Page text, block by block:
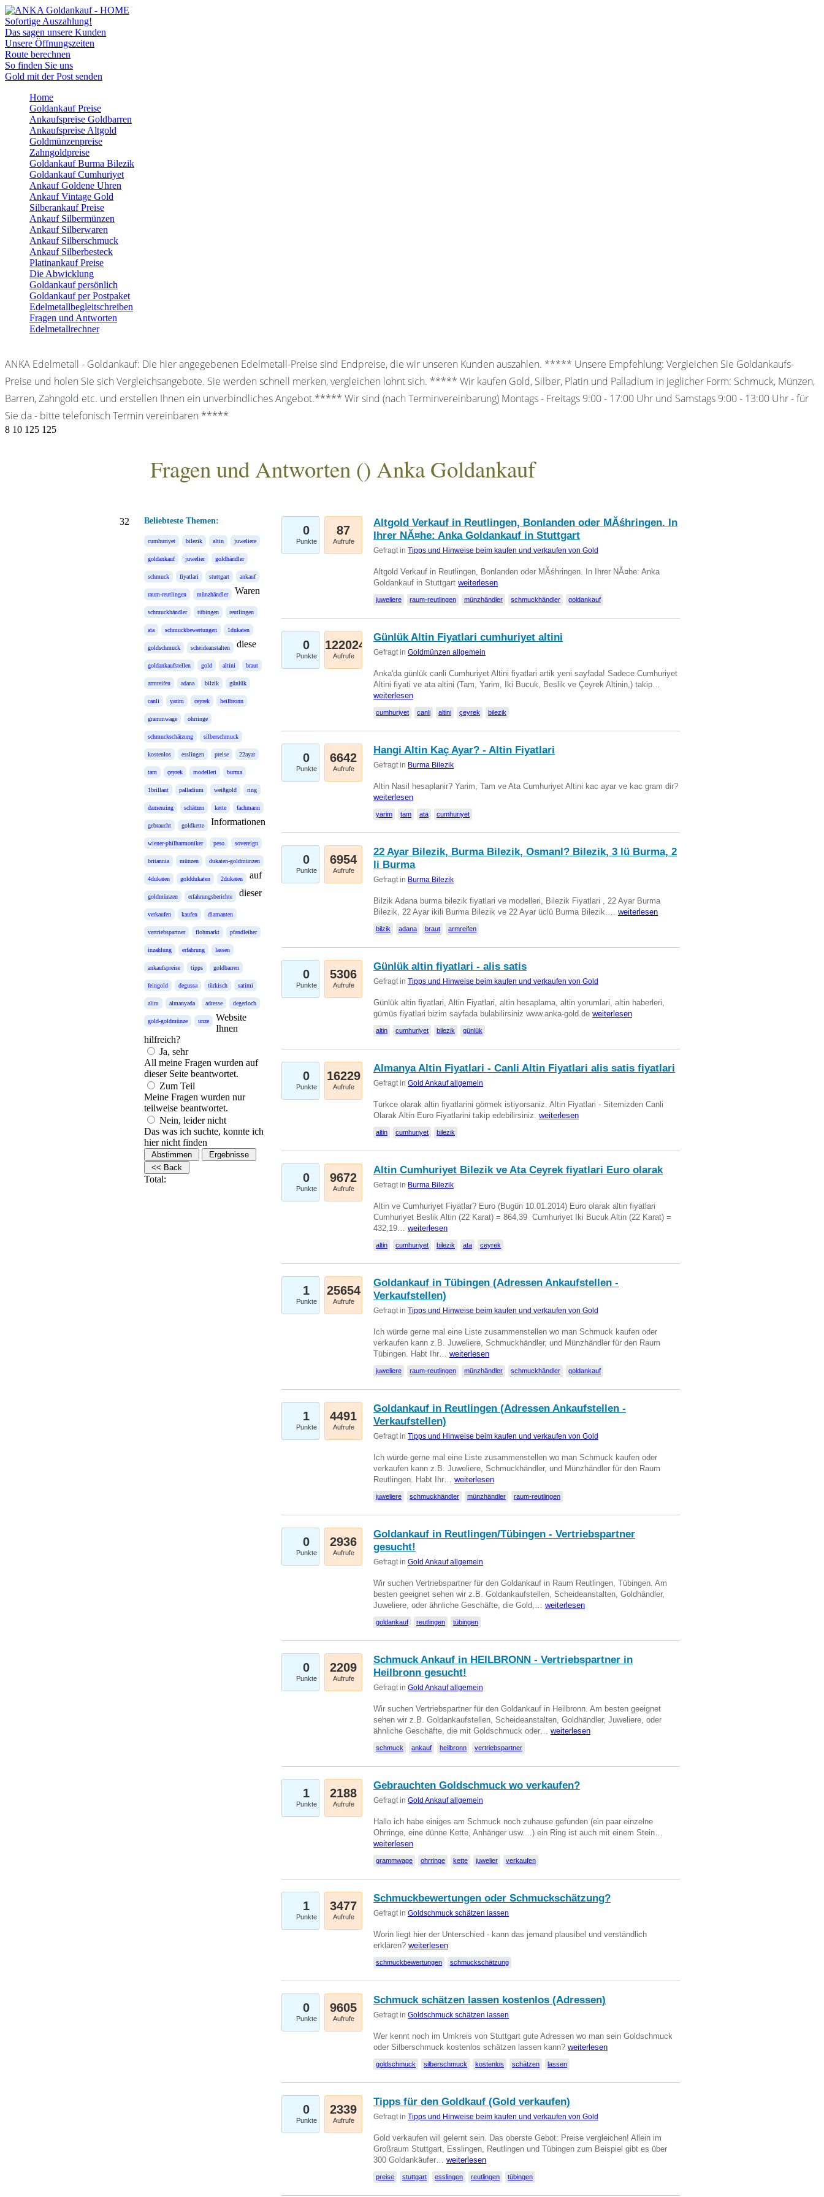
Sofortige Auszahlung!
Das sagen unsere Kunden
Unsere Öffnungszeiten
Route berechnen
So finden Sie uns
Gold mit der Post senden
Home
Goldankauf Preise
Ankaufspreise Goldbarren
Ankaufspreise Altgold
Goldmünzenpreise
Zahngoldpreise
Goldankauf Burma Bilezik
Goldankauf Cumhuriyet
Ankauf Goldene Uhren
Ankauf Vintage Gold
Silberankauf Preise
Ankauf Silbermünzen
Ankauf Silberwaren
Ankauf Silberschmuck
Ankauf Silberbesteck
Platinankauf Preise
Die Abwicklung
Goldankauf persönlich
Goldankauf per Postpaket
Edelmetallbegleitschreiben
Fragen und Antworten
Edelmetallrechner
ANKA Edelmetall - Goldankauf: Die hier angegebenen Edelmetall-Preise sind Endpreise, die wir unseren Kunden auszahlen. ***** Unsere Empfehlung: Vergleichen Sie Goldankaufs-
Preise und holen Sie sich Vergleichsangebote. Sie werden schnell merken, vergleichen lohnt sich. ***** Wir kaufen Gold, Silber, Platin und Palladium in jeglicher Form: Schmuck, Münzen,
Barren, Zahngold etc. und erstellen Ihnen ein unverbindliches Angebot.***** Wir sind (nach Terminvereinbarung) Montags - Freitags 9:00 - 17:00 Uhr und Samstags 9:00 - 13:00 Uhr - für
Sie da - bitte telefonisch Termin vereinbaren *****
8 10 125 125
Fragen und Antworten () Anka Goldankauf
Beliebteste Themen:
cumhuriyet bilezik altin juweliere
goldankauf juwelier goldhändler
schmuck fiyatlari stuttgart ankauf
raum-reutlingen münzhändler
schmuckhändler tübingen reutlingen
ata schmuckbewertungen 1dukaten
goldschmuck scheideanstalten
goldankaufstellen gold altini braut
armreifen adana bilzik günlük
canli yarim ceyrek heilbronn
grammwage ohrringe
schmuckschätzung silberschmuck
kostenlos esslingen preise 22ayar
tam çeyrek modelleri burma
1brillant palladium weißgold ring
damenring schätzen kette fachmann
gebraucht goldkette
wiener-philharmoniker peso sovereign
britannia münzen dukaten-goldmünzen
4dukaten golddukaten 2dukaten
goldmünzen erfahrungsberichte
verkaufen kaufen diamanten
vertriebspartner flohmarkt pfandleiher
inzahlung erfahrung lassen
ankaufspreise tipps goldbarren
feingold degussa türkisch satimi
alim almanyada adresse degerloch
gold-goldmünze unze
Waren
diese
Informationen
auf
dieser
Website
Ihnen
hilfreich?
Ja, sehr
All meine Fragen wurden auf
dieser Seite beantwortet.
Zum Teil
Meine Fragen wurden nur
teilweise beantwortet.
Nein, leider nicht
Das was ich suchte, konnte ich
hier nicht finden
Total:
0
Punkte
87
Aufrufe
Altgold Verkauf in Reutlingen, Bonlanden oder MĂśhringen. In
Ihrer NĂ¤he: Anka Goldankauf in Stuttgart
Gefragt in Tipps und Hinweise beim kaufen und verkaufen von Gold
Altgold Verkauf in Reutlingen, Bonlanden oder MĂśhringen. In Ihrer NĂ¤he: Anka
Goldankauf in Stuttgart weiterlesen
juweliere raum-reutlingen münzhändler schmuckhändler goldankauf
0
Punkte
122024
Aufrufe
Günlük Altin Fiyatlari cumhuriyet altini
Gefragt in Goldmünzen allgemein
Anka'da günlük canli Cumhuriyet Altini fiyatlari artik yeni sayfada! Sadece Cumhuriyet
Altini fiyati ve ata altini (Tam, Yarim, Iki Bucuk, Beslik ve Çeyrek Altinin,) takip…
weiterlesen
cumhuriyet canli altini çeyrek bilezik
0
Punkte
6642
Aufrufe
Hangi Altin Kaç Ayar? - Altin Fiyatlari
Gefragt in Burma Bilezik
Altin Nasil hesaplanir? Yarim, Tam ve Ata Cumhuriyet Altini kac ayar ve kac gram dir?
weiterlesen
yarim tam ata cumhuriyet
0
Punkte
6954
Aufrufe
22 Ayar Bilezik, Burma Bilezik, Osmanl? Bilezik, 3 lü Burma, 2
li Burma
Gefragt in Burma Bilezik
Bilzik Adana burma bilezik fiyatlari ve modelleri, Bilezik Fiyatlari , 22 Ayar Burma
Bilezik, 22 Ayar ikili Burma Bilezik ve 22 Ayar üclü Burma Bilezik.… weiterlesen
bilzik adana braut armreifen
0
Punkte
5306
Aufrufe
Günlük altin fiyatlari - alis satis
Gefragt in Tipps und Hinweise beim kaufen und verkaufen von Gold
Günlük altin fiyatlari, Altin Fiyatlari, altin hesaplama, altin yorumlari, altin haberleri,
gümüs fiyatlari bizim sayfada bulabilirsiniz www.anka-gold.de weiterlesen
altin cumhuriyet bilezik günlük
0
Punkte
16229
Aufrufe
Almanya Altin Fiyatlari - Canli Altin Fiyatlari alis satis fiyatlari
Gefragt in Gold Ankauf allgemein
Turkce olarak altin fiyatlarini görmek istiyorsaniz. Altin Fiyatlari - Sitemizden Canli
Olarak Altin Euro Fiyatlarini takip edebilirsiniz. weiterlesen
altin cumhuriyet bilezik
0
Punkte
9672
Aufrufe
Altin Cumhuriyet Bilezik ve Ata Ceyrek fiyatlari Euro olarak
Gefragt in Burma Bilezik
Altin ve Cumhuriyet Fiyatlar? Euro (Bugün 10.01.2014) Euro olarak altin fiyatlari
Cumhuriyet Beslik Altin (22 Karat) = 864,39  Cumhuriyet Iki Bucuk Altin (22 Karat) =
432,19… weiterlesen
altin cumhuriyet bilezik ata ceyrek
1
Punkte
25654
Aufrufe
Goldankauf in Tübingen (Adressen Ankaufstellen -
Verkaufstellen)
Gefragt in Tipps und Hinweise beim kaufen und verkaufen von Gold
Ich würde gerne mal eine Liste zusammenstellen wo man Schmuck kaufen oder
verkaufen kann z.B. Juweliere, Schmuckhändler, und Münzhändler für den Raum
Tübingen. Habt Ihr… weiterlesen
juweliere raum-reutlingen münzhändler schmuckhändler goldankauf
1
Punkte
4491
Aufrufe
Goldankauf in Reutlingen (Adressen Ankaufstellen -
Verkaufstellen)
Gefragt in Tipps und Hinweise beim kaufen und verkaufen von Gold
Ich würde gerne mal eine Liste zusammenstellen wo man Schmuck kaufen oder
verkaufen kann z.B. Juweliere, Schmuckhändler, und Münzhändler für den Raum
Reutlingen. Habt Ihr… weiterlesen
juweliere schmuckhändler münzhändler raum-reutlingen
0
Punkte
2936
Aufrufe
Goldankauf in Reutlingen/Tübingen - Vertriebspartner
gesucht!
Gefragt in Gold Ankauf allgemein
Wir suchen Vertriebspartner für den Goldankauf in Raum Reutlingen, Tübingen. Am
besten geeignet sehen wir z.B. Goldankaufstellen, Scheideanstalten, Goldhändler,
Juweliere, oder ähnliche Geschäfte, die Gold,… weiterlesen
goldankauf reutlingen tübingen
0
Punkte
2209
Aufrufe
Schmuck Ankauf in HEILBRONN - Vertriebspartner in
Heilbronn gesucht!
Gefragt in Gold Ankauf allgemein
Wir suchen Vertriebspartner für den Goldankauf in Heilbronn. Am besten geeignet
sehen wir z.B. Goldankaufstellen, Scheideanstalten, Goldhändler, Juweliere, oder
ähnliche Geschäfte, die mit Goldschmuck oder… weiterlesen
schmuck ankauf heilbronn vertriebspartner
1
Punkte
2188
Aufrufe
Gebrauchten Goldschmuck wo verkaufen?
Gefragt in Gold Ankauf allgemein
Hallo ich habe einiges am Schmuck noch zuhause gefunden (ein paar einzelne
Ohrringe, eine dünne Kette, Anhänger usw....) ein Ring ist auch mit einem Stein…
weiterlesen
grammwage ohrringe kette juwelier verkaufen
1
Punkte
3477
Aufrufe
Schmuckbewertungen oder Schmuckschätzung?
Gefragt in Goldschmuck schätzen lassen
Worin liegt hier der Unterschied - kann das jemand plausibel und verständlich
erklären? weiterlesen
schmuckbewertungen schmuckschätzung
0
Punkte
9605
Aufrufe
Schmuck schätzen lassen kostenlos (Adressen)
Gefragt in Goldschmuck schätzen lassen
Wer kennt noch im Umkreis von Stuttgart gute Adressen wo man sein Goldschmuck
oder Silberschmuck kostenlos schätzen lassen kann? weiterlesen
goldschmuck silberschmuck kostenlos schätzen lassen
0
Punkte
2339
Aufrufe
Tipps für den Goldkauf (Gold verkaufen)
Gefragt in Tipps und Hinweise beim kaufen und verkaufen von Gold
Gold verkaufen will gelernt sein. Das oberste Gebot: Preise vergleichen! Allein im
Großraum Stuttgart, Esslingen, Reutlingen und Tübingen zum Beispiel gibt es über
300 Goldankäufer… weiterlesen
preise stuttgart esslingen reutlingen tübingen
32